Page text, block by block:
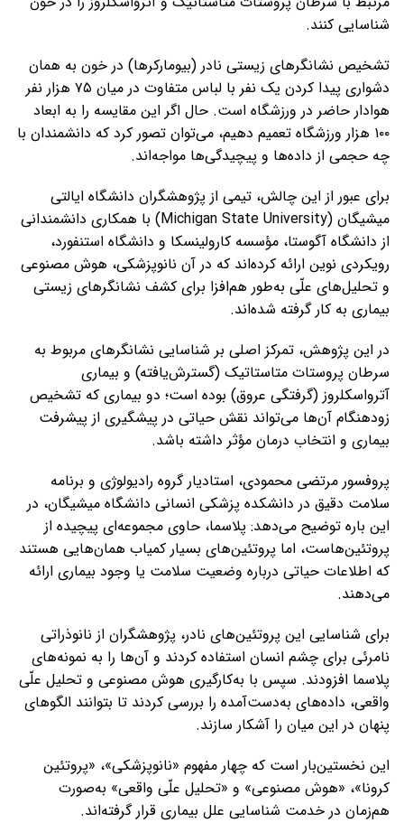
شناسایی کنند.
تشخیص نشانگرهای زیستی نادر (بیومارکرها) در خون به همان
دشواری پیدا کردن یک نفر با لباس متفاوت در میان ۷۵ هزار نفر
هوادار حاضر در ورزشگاه است. حال اگر این مقایسه را به ابعاد
۱۰۰ هزار ورزشگاه تعمیم دهیم، می‌توان تصور کرد که دانشمندان با
چه حجمی از داده‌ها و پیچیدگی‌ها مواجه‌اند.
برای عبور از این چالش، تیمی از پژوهشگران دانشگاه ایالتی
میشیگان (Michigan State University) با همکاری دانشمندانی
از دانشگاه آگوستا، مؤسسه کارولینسکا و دانشگاه استنفورد،
رویکردی نوین ارائه کرده‌اند که در آن نانوپزشکی، هوش مصنوعی
و تحلیل‌های علّی به‌طور هم‌افزا برای کشف نشانگرهای زیستی
بیماری به کار گرفته شده‌اند.
در این پژوهش، تمرکز اصلی بر شناسایی نشانگرهای مربوط به
سرطان پروستات متاستاتیک (گسترش‌یافته) و بیماری
آترواسکلروز (گرفتگی عروق) بوده است؛ دو بیماری که تشخیص
زودهنگام آن‌ها می‌تواند نقش حیاتی در پیشگیری از پیشرفت
بیماری و انتخاب درمان مؤثر داشته باشد.
پروفسور مرتضی محمودی، استادیار گروه رادیولوژی و برنامه
سلامت دقیق در دانشکده پزشکی انسانی دانشگاه میشیگان، در
این باره توضیح می‌دهد: پلاسما، حاوی مجموعه‌ای پیچیده از
پروتئین‌هاست، اما پروتئین‌های بسیار کمیاب همان‌هایی هستند
که اطلاعات حیاتی درباره وضعیت سلامت یا وجود بیماری ارائه
می‌دهند.
برای شناسایی این پروتئین‌های نادر، پژوهشگران از نانوذراتی
نامرئی برای چشم انسان استفاده کردند و آن‌ها را به نمونه‌های
پلاسما افزودند. سپس با به‌کارگیری هوش مصنوعی و تحلیل علّی
واقعی، داده‌های به‌دست‌آمده را بررسی کردند تا بتوانند الگوهای
پنهان در این میان را آشکار سازند.
این نخستین‌بار است که چهار مفهوم «نانوپزشکی»، «پروتئین
کرونا»، «هوش مصنوعی» و «تحلیل علّی واقعی» به‌صورت
هم‌زمان در خدمت شناسایی علل بیماری قرار گرفته‌اند.